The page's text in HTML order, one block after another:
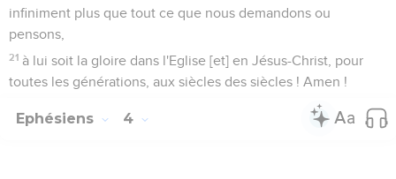
infiniment plus que tout ce que nous demandons ou
pensons,
21 à lui soit la gloire dans l'Eglise [et] en Jésus-Christ, pour
toutes les générations, aux siècles des siècles ! Amen !
Ephésiens 4